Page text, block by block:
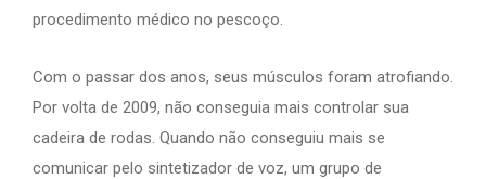
procedimento médico no pescoço.
Com o passar dos anos, seus músculos foram atrofiando.
Por volta de 2009, não conseguia mais controlar sua
cadeira de rodas. Quando não conseguiu mais se
comunicar pelo sintetizador de voz, um grupo de